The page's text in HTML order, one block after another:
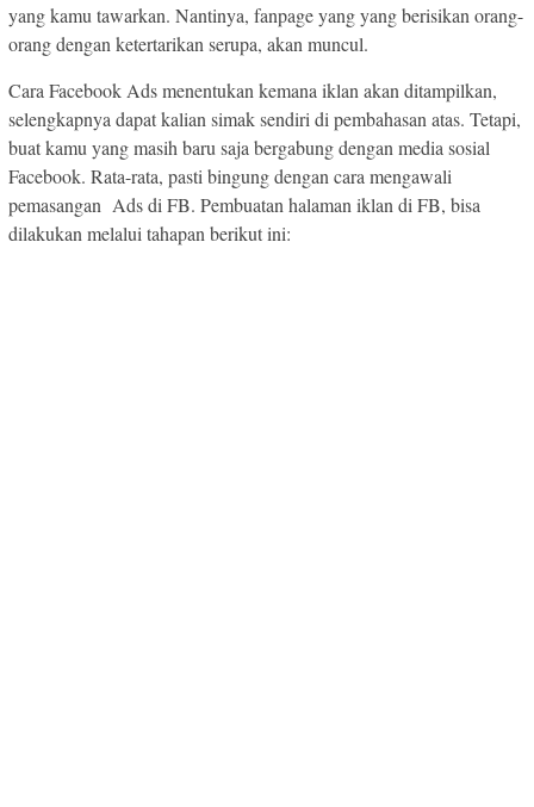
yang kamu tawarkan. Nantinya, fanpage yang yang berisikan orang-
orang dengan ketertarikan serupa, akan muncul.
Cara Facebook Ads menentukan kemana iklan akan ditampilkan,
selengkapnya dapat kalian simak sendiri di pembahasan atas. Tetapi,
buat kamu yang masih baru saja bergabung dengan media sosial
Facebook. Rata-rata, pasti bingung dengan cara mengawali
pemasangan Ads di FB. Pembuatan halaman iklan di FB, bisa
dilakukan melalui tahapan berikut ini: